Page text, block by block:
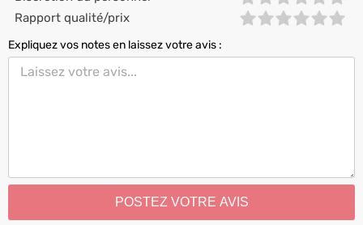
Rapport qualité/prix
Expliquez vos notes en laissez votre avis :